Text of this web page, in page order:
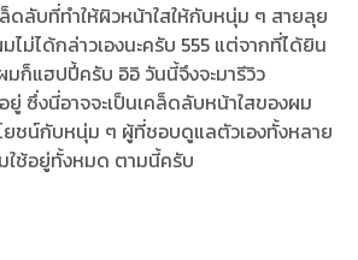
ดลับที่ทำให้ผิวหน้าใสให้กับหนุ่ม ๆ สายลุย
ไม่ได้กล่าวเองนะครับ 555 แต่จากที่ได้ยิน
ก็แฮปปี้ครับ อิอิ วันนี้จึงจะมารีวิว
ซึ่งนี่อาจจะเป็นเคล็ดลับหน้าใสของผม
โยชน์กับหนุ่ม ๆ ผู้ที่ชอบดูแลตัวเองทั้งหลาย
ช้อยู่ทั้งหมด ตามนี้ครับ